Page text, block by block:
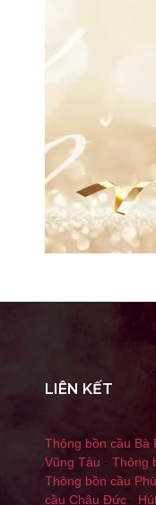
LIÊN KẾT
Thông bồn cầu Bà
Vũng Tàu - Thông
Thông bồn cầu
cầu Châu Đức-